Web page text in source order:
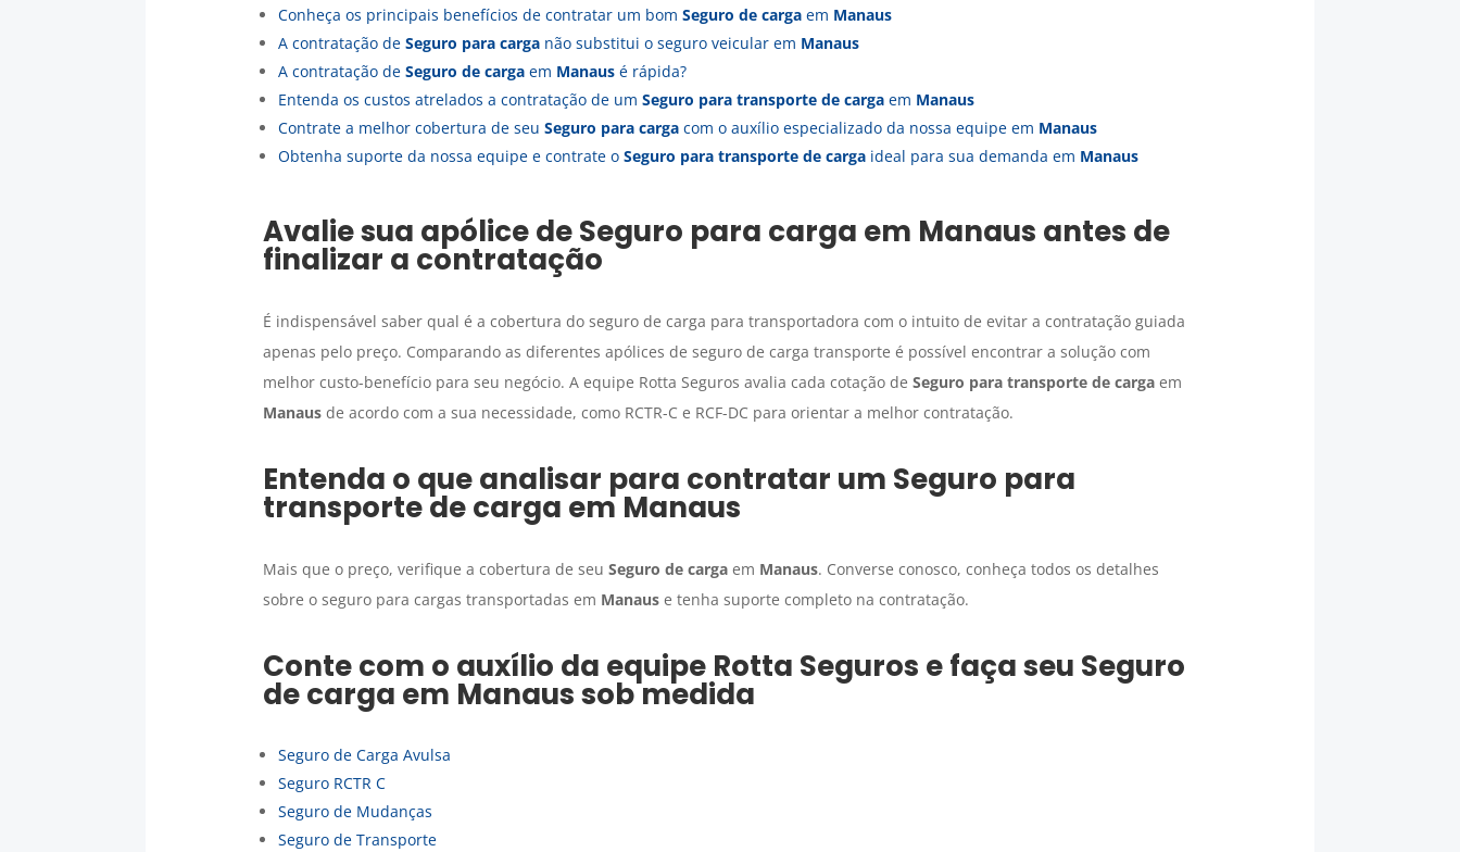
Conheça os principais benefícios de contratar um bom Seguro de cargaem Manaus
A contratação de Seguro para carganão substitui o seguro veicular em Manaus
A contratação de Seguro de cargaem Manausé rápida?
Entenda os custos atrelados a contratação de um Seguro para transporte de cargaem Manaus
Contrate a melhor cobertura de seu Seguro para cargacom o auxílio especializado da nossa equipe em Manaus
Obtenha suporte da nossa equipe e contrate o Seguro para transporte de cargaideal para sua demanda em Manaus
Avalie sua apólice deSeguro para carga em Manaus antes de
finalizar a contratação
É indispensável saber qual é a cobertura do seguro de carga para transportadora com o intuito de evitar a contratação guiada
apenas pelo preço. Comparando as diferentes apólices de seguro de carga transporte é possível encontrar a solução com
melhor custo-benefício para seu negócio. A equipe Rotta Seguros avalia cada cotação de Seguro para transporte de cargaem
Manausde acordo com a sua necessidade, como RCTR-C e RCF-DC para orientar a melhor contratação.
Entenda o que analisar para contratar um Seguro para
transporte de carga em Manaus
Mais que o preço, verifique a cobertura de seu Seguro de cargaem Manaus. Converse conosco, conheça todos os detalhes
sobre o seguro para cargas transportadas em Manause tenha suporte completo na contratação.
Conte com o auxílio da equipe Rotta Seguros e faça seu Seguro
de carga em Manaussob medida
Seguro de Carga Avulsa
Seguro RCTR C
Seguro de Mudanças
Seguro de Transporte